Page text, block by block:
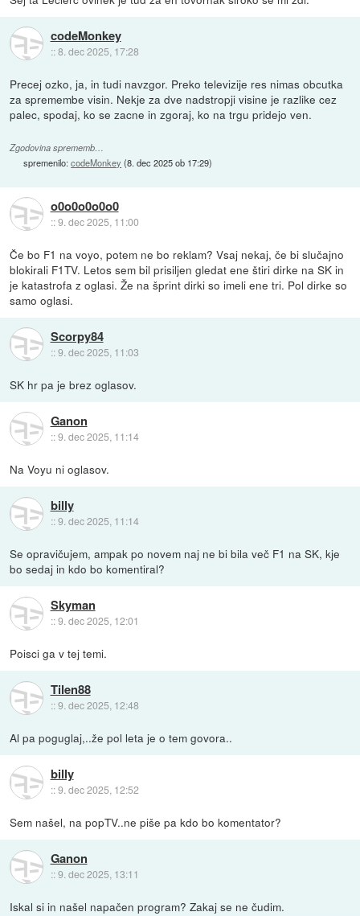
codeMonkey
::8. dec 2025, 17:28
Precej ozko, ja, in tudi navzgor. Preko televizije res nimas obcutka
za spremembe visin. Nekje za dve nadstropji visine je razlike cez
palec, spodaj, ko se zacne in zgoraj, ko na trgu pridejo ven.
Zgodovina sprememb…
spremenilo:codeMonkey (8. dec 2025 ob 17:29)
o0o0o0o0o0
::9. dec 2025, 11:00
Če bo F1 na voyo, potem ne bo reklam? Vsaj nekaj, če bi slučajno
blokirali F1TV. Letos sem bil prisiljen gledat ene štiri dirke na SK in
je katastrofa z oglasi. Že na šprint dirki so imeli ene tri. Pol dirke so
samo oglasi.
Scorpy84
::9. dec 2025, 11:03
SK hr pa je brez oglasov.
Ganon
::9. dec 2025, 11:14
Na Voyu ni oglasov.
billy
::9. dec 2025, 11:14
Se opravičujem, ampak po novem naj ne bi bila več F1 na SK, kje
bo sedaj in kdo bo komentiral?
Skyman
::9. dec 2025, 12:01
Poisci ga v tej temi.
Tilen88
::9. dec 2025, 12:48
Al pa poguglaj,..že pol leta je o tem govora..
billy
::9. dec 2025, 12:52
Sem našel, na popTV..ne piše pa kdo bo komentator?
Ganon
::9. dec 2025, 13:11
Iskal si in našel napačen program? Zakaj se ne čudim.